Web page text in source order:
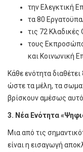
την Ελεγκτική
τα 80
τις 72
τους
και Κοινωνική
Κάθε ενότητα
ώστε τα μέλη, τα
βρίσκουν αμέσως
3. Νέα Ενότητα
Μια από τις
είναι η εισαγωγή